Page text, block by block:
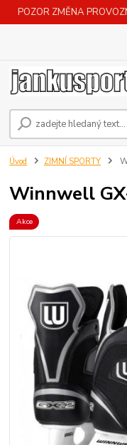
POZOR ZMĚNA
Úvod ZIMNÍ SPORTY
Winnwell
Akce